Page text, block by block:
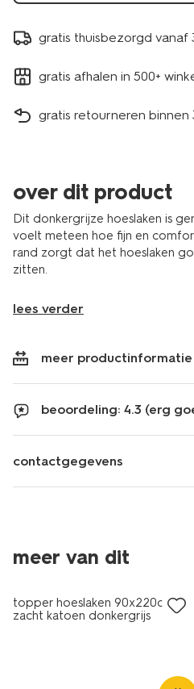
gratis thuisbezorgd vanaf
gratis afhalen in 500+
gratis retourneren binnen
over dit product
Dit donkergrijze hoeslaken is
voelt meteen hoe fijn en
rand zorgt dat het hoeslaken
zitten.
lees verder
meer productinformatie
beoordeling: 4.3 (erg
contactgegevens
meer van dit
topper hoeslaken 90x220cm
zacht katoen donkergrijs